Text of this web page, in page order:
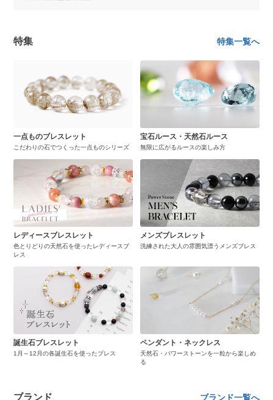
特集 特集一覧へ
一点ものブレスレット
こだわりの石でつくった一点ものシリーズ
宝石ルース・天然石ルース
無限に広がるルースの楽しみ方
レディースブレスレット
色とりどりの天然石を使ったレディースブ
レス
メンズブレスレット
洗練された大人の雰囲気漂うメンズブレス
誕生石ブレスレット
1月～12月の各誕生石を使ったブレス
ペンダント・ネックレス
天然石・パワーストーンを一粒から楽しめ
る
ブランド ブランド一覧へ